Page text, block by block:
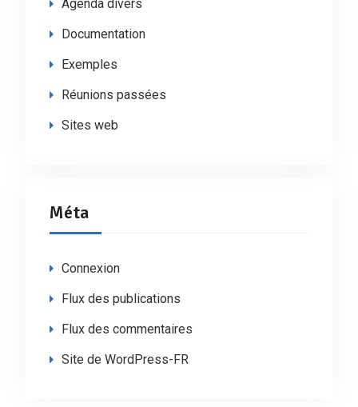
Agenda divers
Documentation
Exemples
Réunions passées
Sites web
Méta
Connexion
Flux des publications
Flux des commentaires
Site de WordPress-FR